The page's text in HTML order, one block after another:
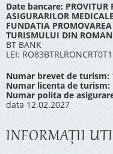
Date bancare:
ASIGURARILOR
FUNDATIA
TURISMULUI DIN
BT BANK
LEI:
Numar brevet de turism:
Numar licenta de turism:
Numar polita de
data 12.02.2027
INFORMAŢII